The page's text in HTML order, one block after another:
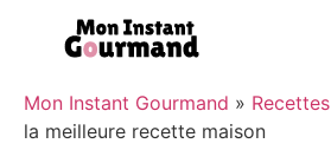
Mon Instant Gourmand » Recettes
la meilleure recette maison